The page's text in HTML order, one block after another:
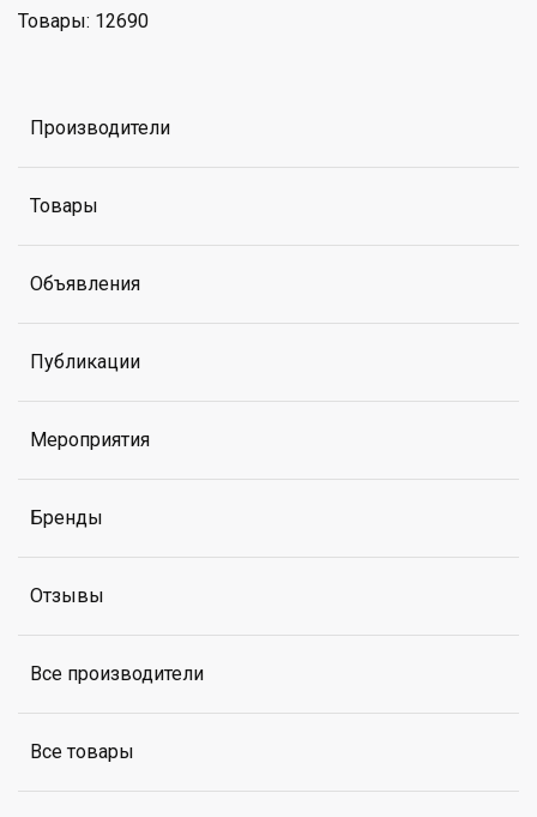
Товары: 12690
Производители
Товары
Объявления
Публикации
Мероприятия
Бренды
Отзывы
Все производители
Все товары